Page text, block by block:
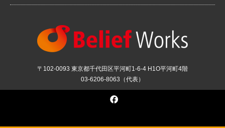
〒102-0093 東京都千代田区平河町1-6-4 H1O平河町4階
03-6206-8063（代表）